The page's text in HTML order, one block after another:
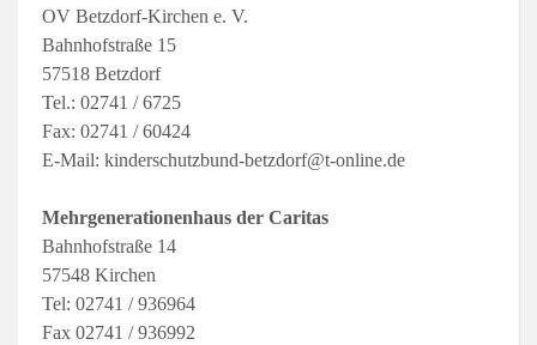
OV Betzdorf-Kirchen e. V.
Bahnhofstraße 15
57518 Betzdorf
Tel.: 02741 / 6725
Fax: 02741 / 60424
E-Mail: kinderschutzbund-betzdorf@t-online.de
Mehrgenerationenhaus der Caritas
Bahnhofstraße 14
57548 Kirchen
Tel: 02741 / 936964
Fax 02741 / 936992